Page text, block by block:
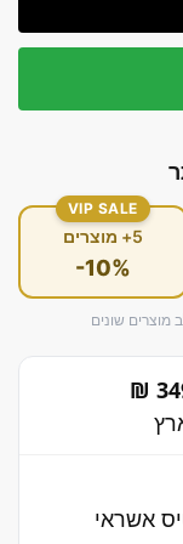
VIP SALE
5+ מוצרים
-10%
שונים
אשראי